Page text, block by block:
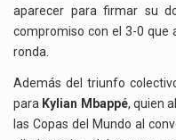
aparecer para firmar su
compromiso con el 3-0 que
ronda.
Además del triunfo
para Kylian Mbappé, quien
las Copas del Mundo al